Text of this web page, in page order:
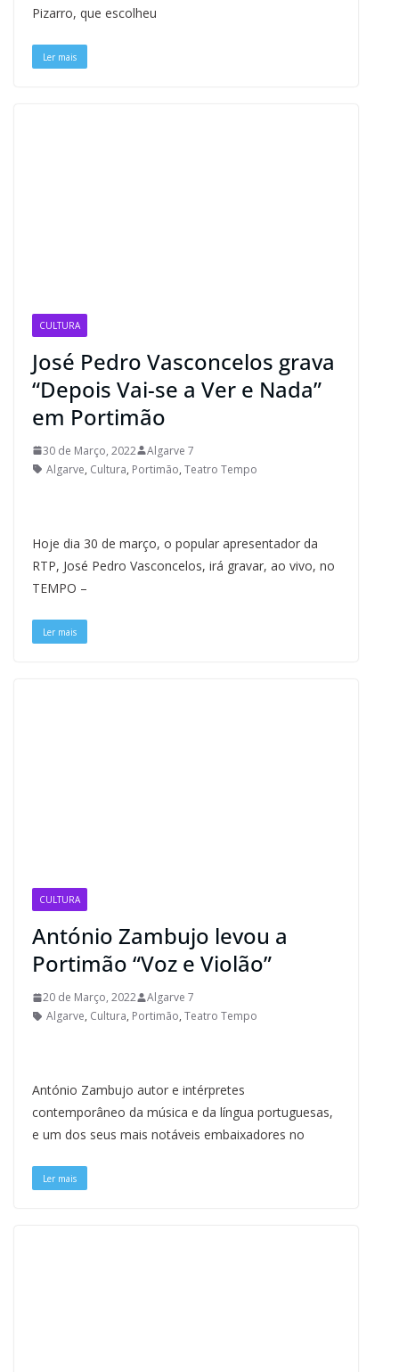
Pizarro, que escolheu
Ler mais
CULTURA
José Pedro Vasconcelos grava
“Depois Vai-se a Ver e Nada”
em Portimão
30 de Março, 2022
Algarve 7
Algarve, Cultura, Portimão, Teatro Tempo
Hoje dia 30 de março, o popular apresentador da
RTP, José Pedro Vasconcelos, irá gravar, ao vivo, no
TEMPO –
Ler mais
CULTURA
António Zambujo levou a
Portimão “Voz e Violão”
20 de Março, 2022
Algarve 7
Algarve, Cultura, Portimão, Teatro Tempo
António Zambujo autor e intérpretes
contemporâneo da música e da língua portuguesas,
e um dos seus mais notáveis embaixadores no
Ler mais